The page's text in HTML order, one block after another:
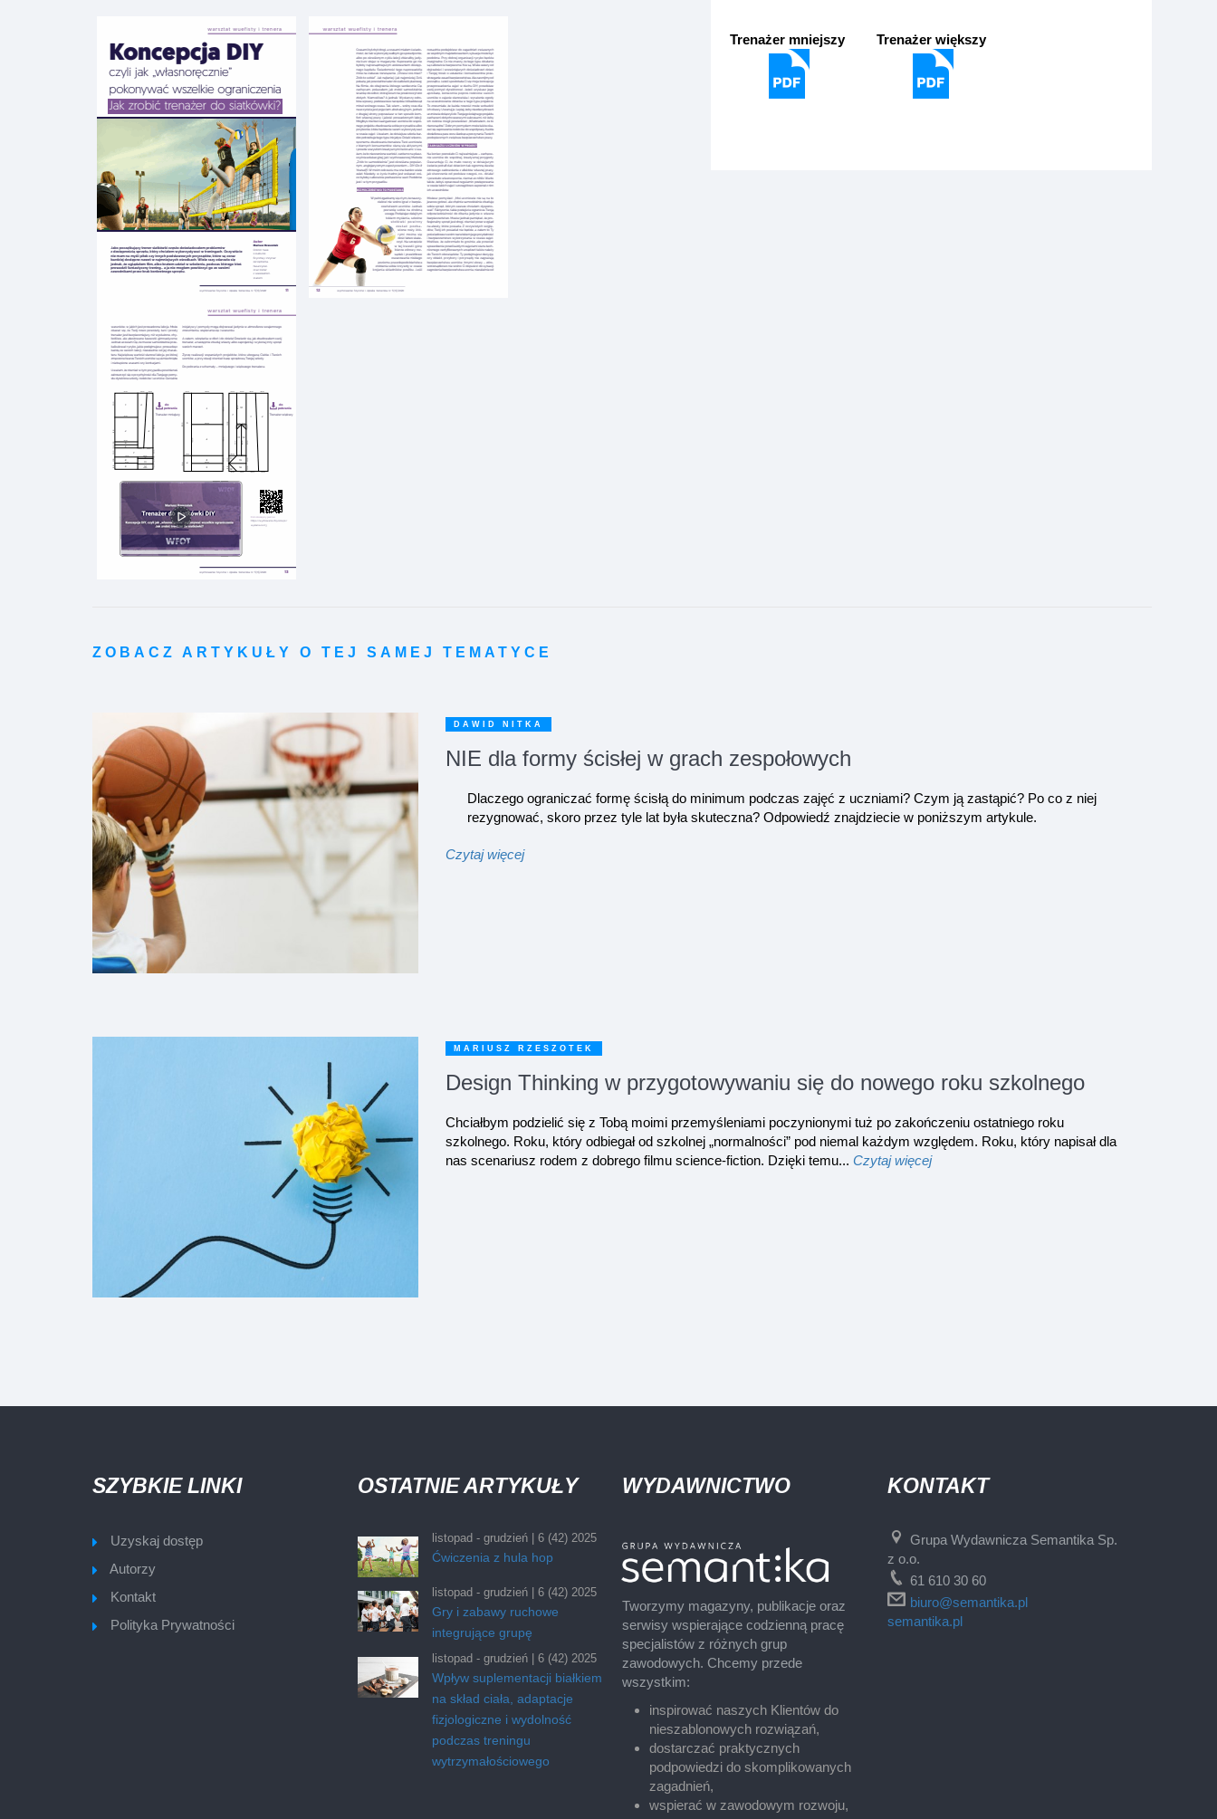
Trenażer mniejszy Trenażer większy
ZOBACZ ARTYKUŁY O TEJ SAMEJ TEMATYCE
DAWID NITKA
NIE dla formy ścisłej w grach zespołowych
Dlaczego ograniczać formę ścisłą do minimum podczas zajęć z uczniami? Czym ją zastąpić? Po co z niej
rezygnować, skoro przez tyle lat była skuteczna? Odpowiedź znajdziecie w poniższym artykule.
Czytaj więcej
MARIUSZ RZESZOTEK
Design Thinking w przygotowywaniu się do nowego roku szkolnego
Chciałbym podzielić się z Tobą moimi przemyśleniami poczynionymi tuż po zakończeniu ostatniego roku
szkolnego. Roku, który odbiegał od szkolnej „normalności” pod niemal każdym względem. Roku, który napisał dla
nas scenariusz rodem z dobrego filmu science-fiction. Dzięki temu... Czytaj więcej
SZYBKIE LINKI
Uzyskaj dostęp
Autorzy
Kontakt
Polityka Prywatności
OSTATNIE ARTYKUŁY
listopad - grudzień | 6 (42) 2025
Ćwiczenia z hula hop
listopad - grudzień | 6 (42) 2025
Gry i zabawy ruchowe
integrujące grupę
listopad - grudzień | 6 (42) 2025
Wpływ suplementacji białkiem
na skład ciała, adaptacje
fizjologiczne i wydolność
podczas treningu
wytrzymałościowego
WYDAWNICTWO
Tworzymy magazyny, publikacje oraz
serwisy wspierające codzienną pracę
specjalistów z różnych grup
zawodowych. Chcemy przede
wszystkim:
inspirować naszych Klientów do
nieszablonowych rozwiązań,
dostarczać praktycznych
podpowiedzi do skomplikowanych
zagadnień,
wspierać w zawodowym rozwoju,
KONTAKT
Grupa Wydawnicza Semantika Sp.
z o.o.
61 610 30 60
biuro@semantika.pl
semantika.pl